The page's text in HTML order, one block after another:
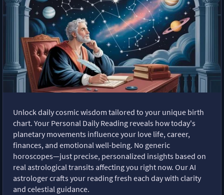
Unlock daily cosmic wisdom tailored to your unique birth
chart. Your Personal Daily Reading reveals how today's
planetary movements influence your love life, career,
finances, and emotional well-being. No generic
horoscopes—just precise, personalized insights based on
real astrological transits affecting you right now. Our AI
astrologer crafts your reading fresh each day with clarity
and celestial guidance.